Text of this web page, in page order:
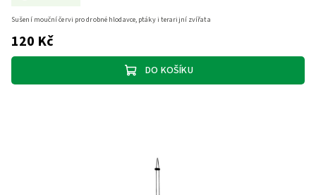
120 Kč
DO KOŠÍKU
Sušení mouční červi pro drobné hlodavce, ptáky i terarijní zvířata